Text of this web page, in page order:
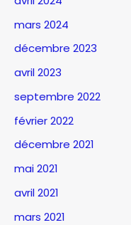
mars 2024
décembre 2023
avril 2023
septembre 2022
février 2022
décembre 2021
mai 2021
avril 2021
mars 2021